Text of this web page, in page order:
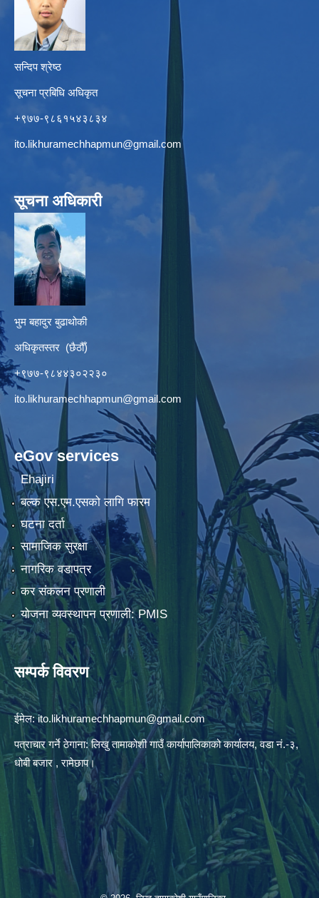
सन्दिप श्रेष्ठ
सूचना प्रबिधि अधिकृत
+९७७-९८६१५४३८३४
ito.likhuramechhapmun@gmail.com
सूचना अधिकारी
भुम बहादुर बुढाथोकी
अधिकृतस्तर (छैठौँ)
+९७७-९८४४३०२२३०
ito.likhuramechhapmun@gmail.com
eGov services
Ehajiri
बल्क एस.एम.एसको लागि फारम
घटना दर्ता
सामाजिक सुरक्षा
नागरिक वडापत्र
कर संकलन प्रणाली
योजना व्यवस्थापन प्रणाली: PMIS
सम्पर्क विवरण
ईमेल:ito.likhuramechhapmun@gmail.com
पत्राचार गर्ने ठेगाना: लिखु तामाकोशी गाउँ कार्यापालिकाको कार्यालय, वडा नं.-३,
धोबी बजार , रामेछाप।